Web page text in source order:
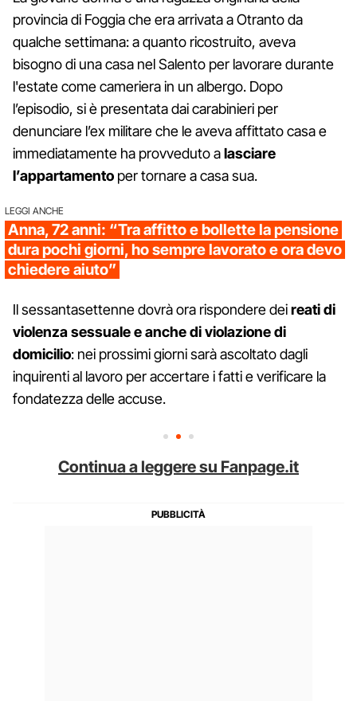
provincia di Foggia che era arrivata a Otranto da
qualche settimana: a quanto ricostruito, aveva
bisogno di una casa nel Salento per lavorare durante
l'estate come cameriera in un albergo. Dopo
l’episodio, si è presentata dai carabinieri per
denunciare l’ex militare che le aveva affittato casa e
immediatamente ha provveduto alasciare
l’appartamento per tornare a casa sua.
LEGGI ANCHE
Anna, 72 anni: “Tra affitto e bollette la pensione
dura pochi giorni, ho sempre lavorato e ora devo
chiedere aiuto”
Il sessantasettenne dovrà ora rispondere deireati di
violenza sessuale e anche di violazione di
domicilio: nei prossimi giorni sarà ascoltato dagli
inquirenti al lavoro per accertare i fatti e verificare la
fondatezza delle accuse.
Continua a leggere su Fanpage.it